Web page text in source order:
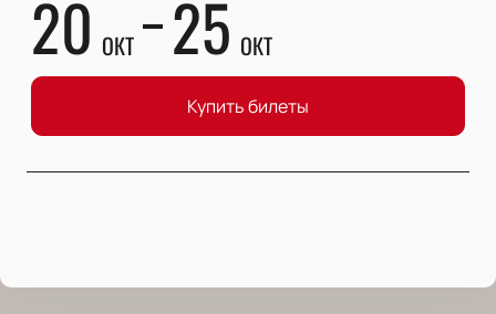
20 ОКТ 25 ОКТ
Купить билеты